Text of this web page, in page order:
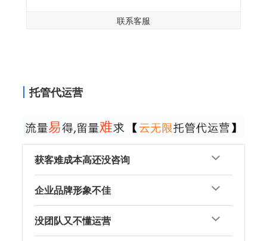
联系客服
托管代运营
获客难成本高还没咨询
企业品牌形象不佳
没团队又不懂运营